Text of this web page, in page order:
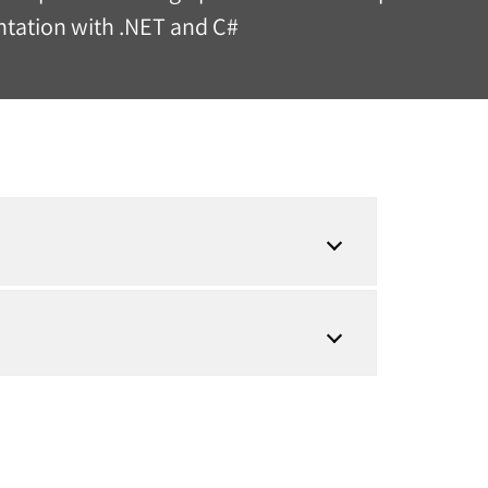
with .NET and C#